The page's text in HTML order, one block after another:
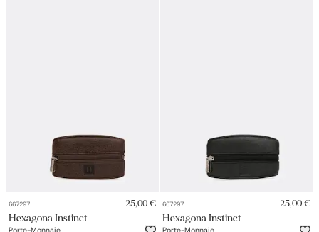
667297 25,00 €
Hexagona Instinct
667297 25,00 €
Hexagona Instinct